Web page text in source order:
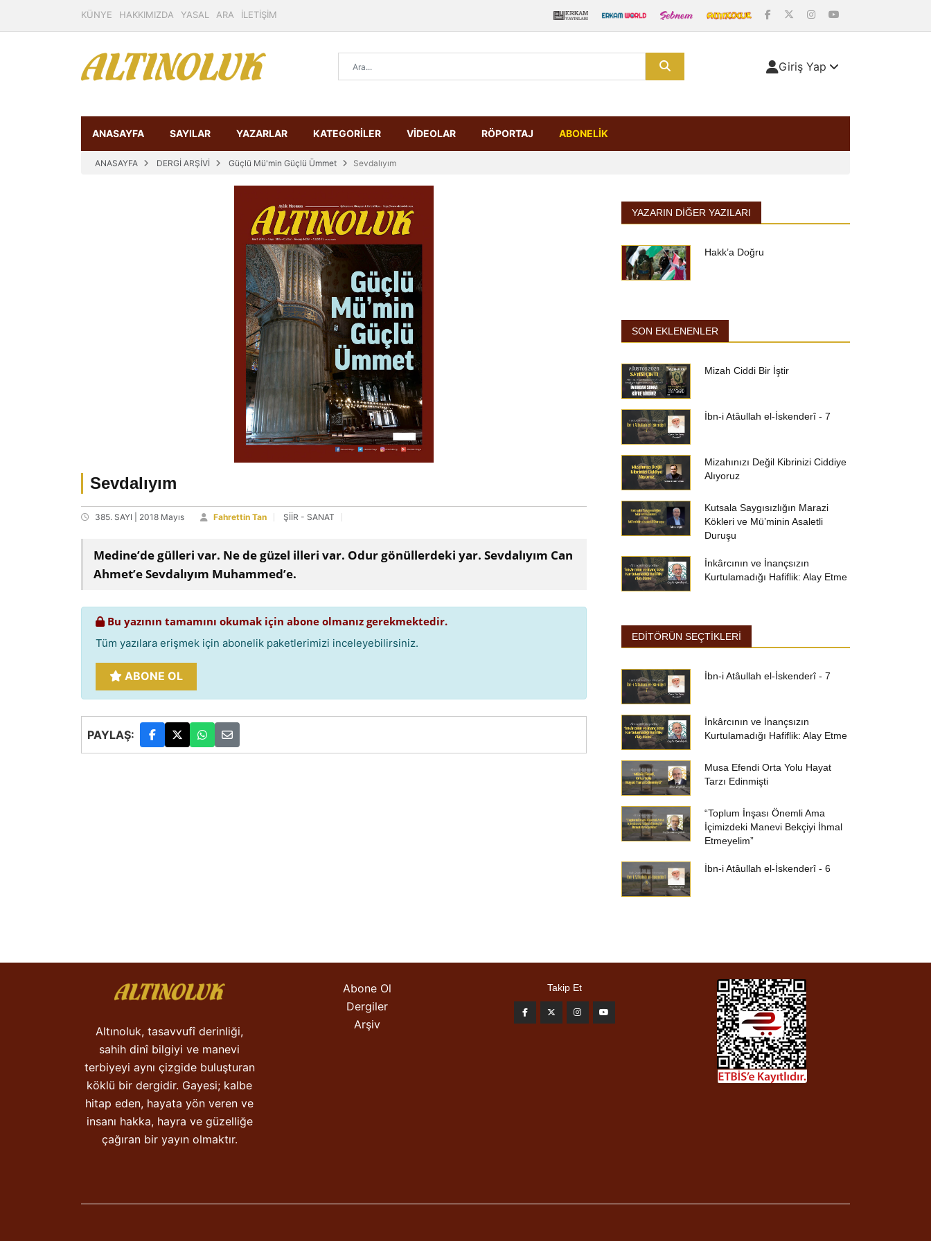
KÜNYE HAKKIMIZDA YASAL ARA İLETİŞİM
Giriş Yap
ANASAYFA SAYILAR YAZARLAR KATEGORİLER VİDEOLAR RÖPORTAJ ABONELİK
ANASAYFA DERGİ ARŞİVİ Güçlü Mü'min Güçlü Ümmet Sevdalıyım
Sevdalıyım
385. SAYI | 2018 Mayıs Fahrettin Tan ŞİİR - SANAT
Medine’de gülleri var. Ne de güzel illeri var. Odur gönüllerdeki yar. Sevdalıyım Can
Ahmet’e Sevdalıyım Muhammed’e.
Bu yazının tamamını okumak için abone olmanız gerekmektedir.
Tüm yazılara erişmek için abonelik paketlerimizi inceleyebilirsiniz.
ABONE OL
PAYLAŞ:
YAZARIN DIĞER YAZILARI
Hakk’a Doğru
SON EKLENENLER
Mizah Ciddi Bir İştir
İbn-i Atâullah el-İskenderî - 7
Mizahınızı Değil Kibrinizi Ciddiye
Alıyoruz
Kutsala Saygısızlığın Marazi
Kökleri ve Mü’minin Asaletli
Duruşu
İnkârcının ve İnançsızın
Kurtulamadığı Hafiflik: Alay Etme
EDİTÖRÜN SEÇTİKLERİ
İbn-i Atâullah el-İskenderî - 7
İnkârcının ve İnançsızın
Kurtulamadığı Hafiflik: Alay Etme
Musa Efendi Orta Yolu Hayat
Tarzı Edinmişti
“Toplum İnşası Önemli Ama
İçimizdeki Manevi Bekçiyi İhmal
Etmeyelim”
İbn-i Atâullah el-İskenderî - 6
Altınoluk, tasavvufî derinliği,
sahih dinî bilgiyi ve manevi
terbiyeyi aynı çizgide buluşturan
köklü bir dergidir. Gayesi; kalbe
hitap eden, hayata yön veren ve
insanı hakka, hayra ve güzelliğe
çağıran bir yayın olmaktır.
Abone Ol
Dergiler
Arşiv
Takip Et